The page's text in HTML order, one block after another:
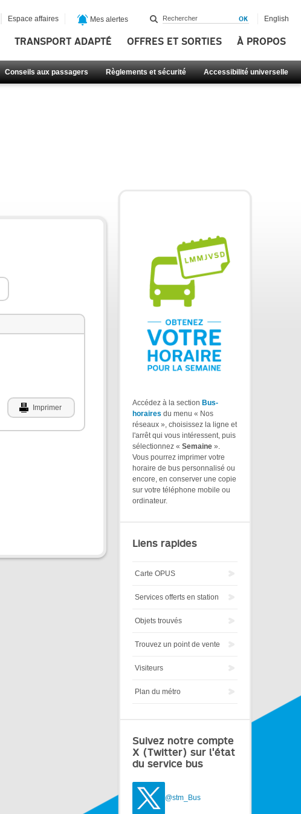
TRANSPORT ADAPTÉ OFFRES ET SORTIES À PROPOS
Conseils aux passagers Règlements et sécurité Accessibilité universelle
Espace affaires Mes alertes English
Imprimer
Accédez à la section Bus-
horaires du menu « Nos
réseaux », choisissez la ligne et
l'arrêt qui vous intéressent, puis
sélectionnez « Semaine ».
Vous pourrez imprimer votre
horaire de bus personnalisé ou
encore, en conserver une copie
sur votre téléphone mobile ou
ordinateur.
Liens rapides
Carte OPUS
Services offerts en station
Objets trouvés
Trouvez un point de vente
Visiteurs
Plan du métro
Suivez notre compte
X (Twitter) sur l'état
du service bus
@stm_Bus